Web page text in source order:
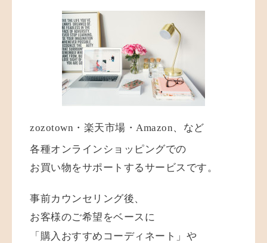
zozotown・楽天市場・Amazon、など
各種オンラインショッピングでの
お買い物をサポートするサービスです。
事前カウンセリング後、
お客様のご希望をベースに
「購入おすすめコーディネート」や